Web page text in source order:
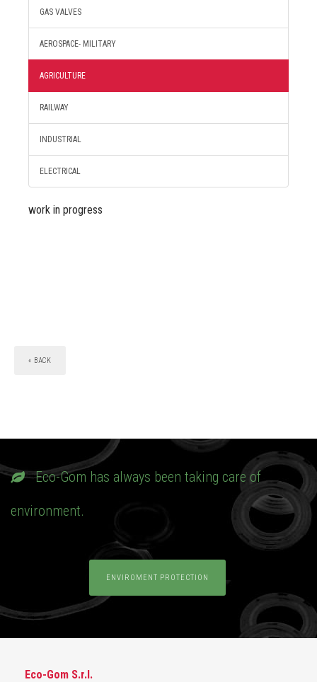
GAS VALVES
AEROSPACE- MILITARY
AGRICULTURE
RAILWAY
INDUSTRIAL
ELECTRICAL
work in progress
« BACK
Eco-Gom has always been taking care of
environment.
ENVIROMENT PROTECTION
Eco-Gom S.r.l.